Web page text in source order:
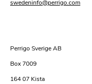
swedeninfo@perrigo.com
Perrigo Sverige AB
Box 7009
164 07 Kista